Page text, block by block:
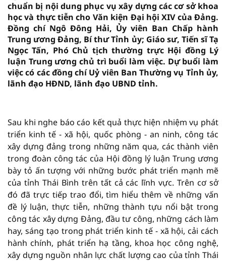
chuẩn bị nội dung phục vụ xây dựng các cơ sở khoa
học và thực tiễn cho Văn kiện Đại hội XIV của Đảng.
Đồng chí Ngô Đông Hải, Ủy viên Ban Chấp hành
Trung ương Đảng, Bí thư Tỉnh ủy; Giáo sư, Tiến sĩ Tạ
Ngọc Tấn, Phó Chủ tịch thường trực Hội đồng Lý
luận Trung ương chủ trì buổi làm việc. Dự buổi làm
việc có các đồng chí Uỷ viên Ban Thường vụ Tỉnh ủy,
lãnh đạo HĐND, lãnh đạo UBND tỉnh.
Sau khi nghe báo cáo kết quả thực hiện nhiệm vụ phát
triển kinh tế - xã hội, quốc phòng - an ninh, công tác
xây dựng đảng trong những năm qua, các thành viên
trong đoàn công tác của Hội đồng lý luận Trung ương
bày tỏ ấn tượng với những bước phát triển mạnh mẽ
của tỉnh Thái Bình trên tất cả các lĩnh vực. Trên cơ sở
đó đã trực tiếp trao đổi, tìm hiểu thêm về những vấn
đề lý luận, thực tiễn, những thành tựu nổi bật trong
công tác xây dựng Đảng, đầu tư công, những cách làm
hay, sáng tạo trong phát triển kinh tế - xã hội, cải cách
hành chính, phát triển hạ tầng, khoa học công nghệ,
xây dựng nguồn nhân lực chất lượng cao của tỉnh Thái